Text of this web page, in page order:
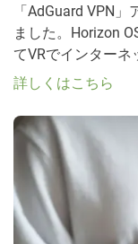
「AdGuard VPN
ました。Horizon
てVRでインターネ
詳しくはこちら